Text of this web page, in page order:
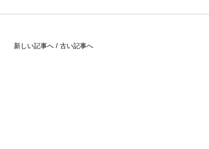
新しい記事へ/ 古い記事へ